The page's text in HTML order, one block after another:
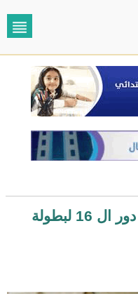
النصر والاتحاد أبرز مواجهات دور ال 16 لبطولة